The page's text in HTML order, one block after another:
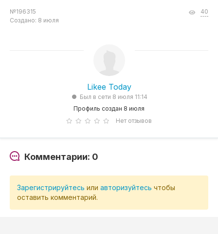
№196315
Создано: 8 июля
40
Likee Today
Был в сети 8 июля 11:14
Профиль создан 8 июля
Нет отзывов
Комментарии: 0
Зарегистрируйтесь или авторизуйтесь чтобы
оставить комментарий.